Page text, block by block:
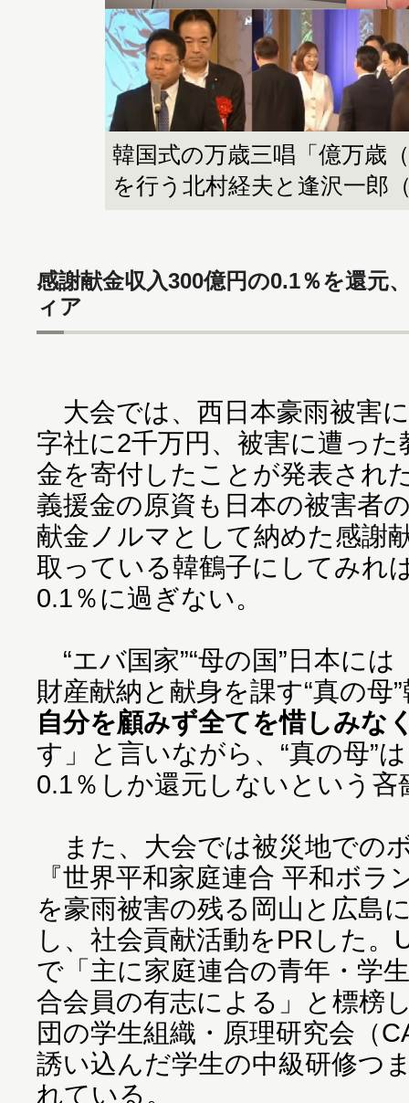
韓国式の万歳三唱「億万歳
を行う北村経夫と逢沢一郎
感謝献金収入300億円の0.1％を還元
ィア
大会では、西日本豪雨被害
字社に2千万円、被害に遭っ
金を寄付したことが発表され
義援金の原資も日本の被害者
献金ノルマとして納めた感謝
取っている韓鶴子にしてみれ
0.1％に過ぎない。
“エバ国家”“母の国”日本に
財産献納と献身を課す“真の母
自分を顧みず全てを惜しみな
す」と言いながら、“真の母”
0.1％しか還元しないという吝
また、大会では被災地での
『世界平和家庭連合 平和ボラ
を豪雨被害の残る岡山と広島
し、社会貢献活動をPRした。
で「主に家庭連合の青年・学
合会員の有志による」と標榜
団の学生組織・原理研究会（
誘い込んだ学生の中級研修つ
れている。